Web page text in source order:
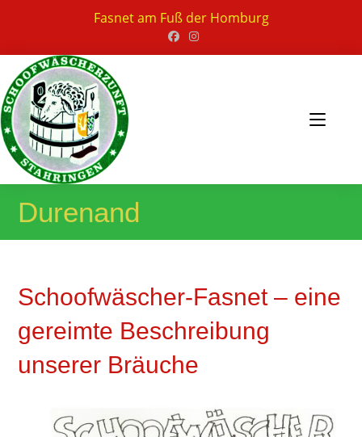
Fasnet am Fuß der Homburg
Durenand
Schoofwäscher-Fasnet – eine
gereimte Beschreibung
unserer Bräuche